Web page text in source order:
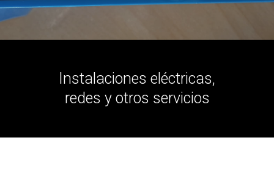
Instalaciones eléctricas,
redes y otros servicios